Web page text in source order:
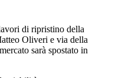
di ripristino della
Oliveri e via della
sarà spostato in